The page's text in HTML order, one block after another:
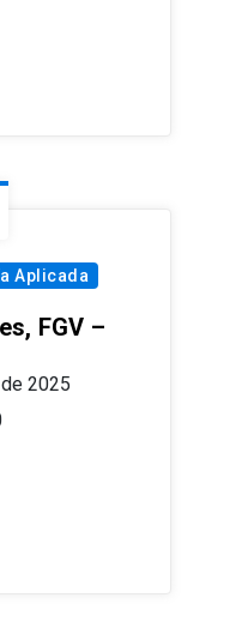
Aplicada
FGV –
2025